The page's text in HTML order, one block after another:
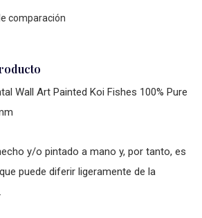
comparación
Wall Art Painted Koi Fishes 100% Pure
y/o pintado a mano y, por tanto, es
puede diferir ligeramente de la